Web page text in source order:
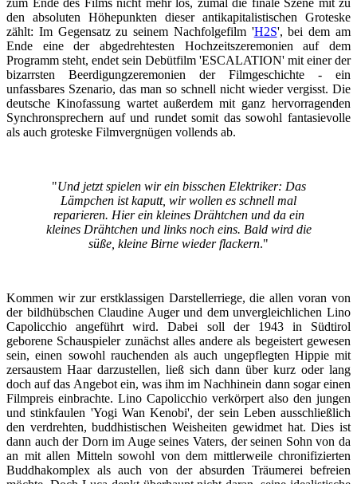
zum Ende des Films nicht mehr los, zumal die finale Szene mit zu
den absoluten Höhepunkten dieser antikapitalistischen Groteske
zählt: Im Gegensatz zu seinem Nachfolgefilm 'H2S', bei dem am
Ende eine der abgedrehtesten Hochzeitszeremonien auf dem
Programm steht, endet sein Debütfilm 'ESCALATION' mit einer der
bizarrsten Beerdigungzeremonien der Filmgeschichte - ein
unfassbares Szenario, das man so schnell nicht wieder vergisst. Die
deutsche Kinofassung wartet außerdem mit ganz hervorragenden
Synchronsprechern auf und rundet somit das sowohl fantasievolle
als auch groteske Filmvergnügen vollends ab.
"Und jetzt spielen wir ein bisschen Elektriker: Das
Lämpchen ist kaputt, wir wollen es schnell mal
reparieren. Hier ein kleines Drähtchen und da ein
kleines Drähtchen und links noch eins. Bald wird die
süße, kleine Birne wieder flackern."
Kommen wir zur erstklassigen Darstellerriege, die allen voran von
der bildhübschen Claudine Auger und dem unvergleichlichen Lino
Capolicchio angeführt wird. Dabei soll der 1943 in Südtirol
geborene Schauspieler zunächst alles andere als begeistert gewesen
sein, einen sowohl rauchenden als auch ungepflegten Hippie mit
zersaustem Haar darzustellen, ließ sich dann über kurz oder lang
doch auf das Angebot ein, was ihm im Nachhinein dann sogar einen
Filmpreis einbrachte. Lino Capolicchio verkörpert also den jungen
und stinkfaulen 'Yogi Wan Kenobi', der sein Leben ausschließlich
den verdrehten, buddhistischen Weisheiten gewidmet hat. Dies ist
dann auch der Dorn im Auge seines Vaters, der seinen Sohn von da
an mit allen Mitteln sowohl von dem mittlerweile chronifizierten
Buddhakomplex als auch von der absurden Träumerei befreien